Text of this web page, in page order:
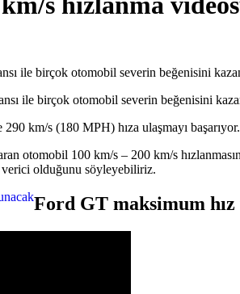
ile birçok otomobil severin beğenisini
ile birçok otomobil severin beğenisini
km/s (180 MPH) hıza ulaşmayı
otomobil 100 km/s – 200 km/s
verici olduğunu söyleyebiliriz.
Ford GT maksimum hız